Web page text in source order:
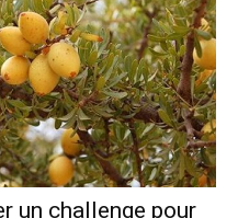
un challenge pour